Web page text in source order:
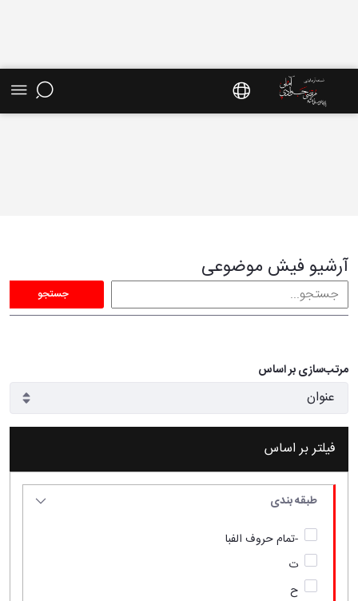
آرشیو فیش موضوعی
جستجو
مرتب‌سازی بر اساس
فیلتر بر اساس
طبقه بندی
-تمام حروف الفبا
ت
ح